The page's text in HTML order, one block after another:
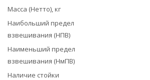
Масса (Нетто), кг
Наибольший предел
взвешивания (НПВ)
Наименьший предел
взвешивания (НмПВ)
Наличие стойки